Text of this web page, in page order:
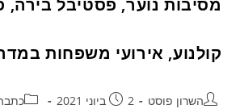
מסיבות נוער, פסטיבל בירה,
קולנוע, אירועי משפחות
השרון פוסט 2 ביוני 2021